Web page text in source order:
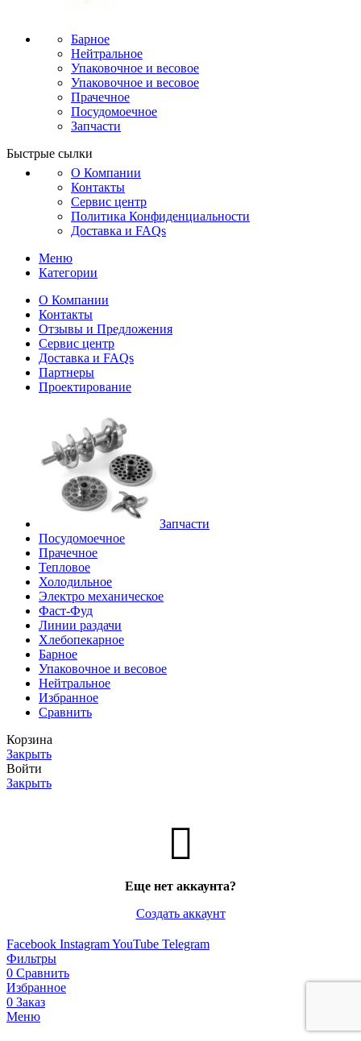
Барное
Нейтральное
Упаковочное и весовое
Упаковочное и весовое
Прачечное
Посудомоечное
Запчасти
Быстрые сылки
О Компании
Контакты
Сервис центр
Политика Конфиденциальности
Доставка и FAQs
Меню
Категории
О Компании
Контакты
Отзывы и Предложения
Сервис центр
Доставка и FAQs
Партнеры
Проектирование
Запчасти
Посудомоечное
Прачечное
Тепловое
Холодильное
Электро механическое
Фаст-Фуд
Линии раздачи
Хлебопекарное
Барное
Упаковочное и весовое
Нейтральное
Избранное
Сравнить
Корзина
Закрыть
Войти
Закрыть
Еще нет аккаунта?
Создать аккаунт
Facebook InstagramYouTube Telegram
Фильтры
0 Сравнить
Избранное
0 Заказ
Меню